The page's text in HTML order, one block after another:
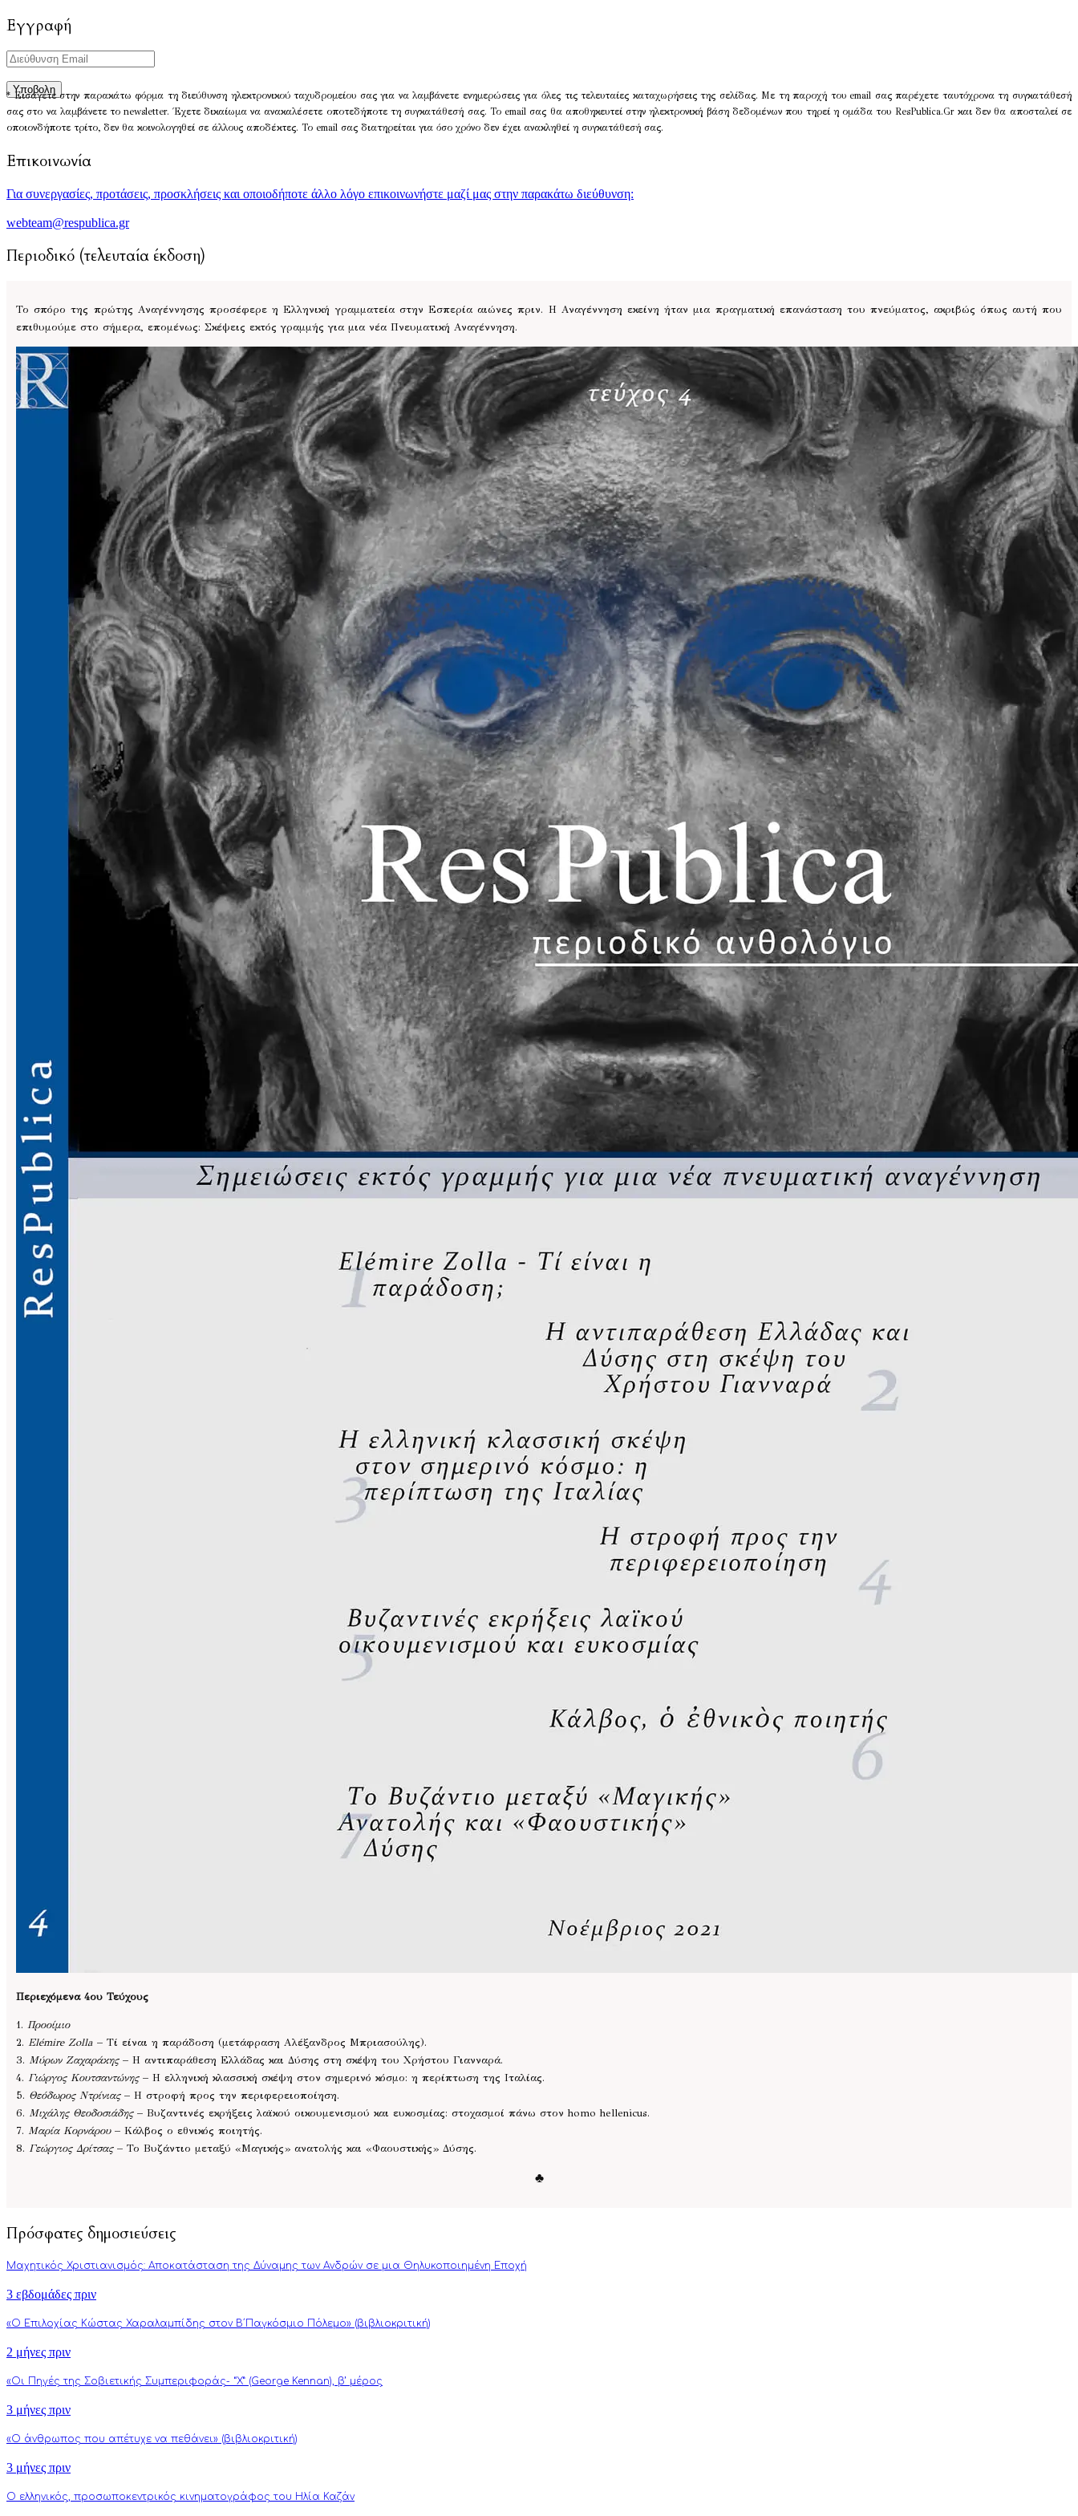
Εγγραφή
* Εισάγετε στην παρακάτω φόρμα τη διεύθυνση ηλεκτρονικού ταχυδρομείου σας για να λαμβάνετε ενημερώσεις για όλες τις τελευταίες καταχωρήσεις της σελίδας. Με τη παροχή του email σας παρέχετε ταυτόχρονα τη συγκατάθεσή
σας στο να λαμβάνετε το newsletter. Έχετε δικαίωμα να ανακαλέσετε οποτεδήποτε τη συγκατάθεσή σας. Το email σας θα αποθηκευτεί στην ηλεκτρονική βάση δεδομένων που τηρεί η ομάδα του ResPublica.Gr και δεν θα αποσταλεί σε
οποιονδήποτε τρίτο, δεν θα κοινολογηθεί σε άλλους αποδέκτες. Το email σας διατηρείται για όσο χρόνο δεν έχει ανακληθεί η συγκατάθεσή σας.
Επικοινωνία
Για συνεργασίες, προτάσεις, προσκλήσεις και οποιοδήποτε άλλο λόγο επικοινωνήστε μαζί μας στην παρακάτω διεύθυνση:
webteam@respublica.gr
Περιοδικό (τελευταία έκδοση)
Το σπόρο της πρώτης Αναγέννησης προσέφερε η Ελληνική γραμματεία στην Εσπερία αιώνες πριν. Η Αναγέννηση εκείνη ήταν μια πραγματική επανάσταση του πνεύματος, ακριβώς όπως αυτή που
επιθυμούμε στο σήμερα, επομένως: Σκέψεις εκτός γραμμής για μια νέα Πνευματική Αναγέννηση.
Περιεχόμενα 4ου Τεύχους
1. Προοίμιο
2. Elémire Zolla – Τί είναι η παράδοση (μετάφραση Αλέξανδρος Μπριασούλης).
3. Μύρων Ζαχαράκης– Η αντιπαράθεση Ελλάδας και Δύσης στη σκέψη του Χρήστου Γιανναρά.
4. Γιώργος Κουτσαντώνης– Η ελληνική κλασσική σκέψη στον σημερινό κόσμο: η περίπτωση της Ιταλίας.
5. Θεόδωρος Ντρίνιας– Η στροφή προς την περιφερειοποίηση.
6. Μιχάλης Θεοδοσιάδης– Βυζαντινές εκρήξεις λαϊκού οικουμενισμού και ευκοσμίας: στοχασμοί πάνω στον homo hellenicus.
7. Μαρία Κορνάρου– Κάλβος ο εθνικός ποιητής.
8. Γεώργιος Δρίτσας– Το Βυζάντιο μεταξύ «Μαγικής» ανατολής και «Φαουστικής» Δύσης.
♣
Πρόσφατες δημοσιεύσεις
Μαχητικός Χριστιανισμός: Αποκατάσταση της Δύναμης των Ανδρών σε μια Θηλυκοποιημένη Εποχή
3 εβδομάδες πριν
«Ο Επιλοχίας Κώστας Χαραλαμπίδης στον Β΄Παγκόσμιο Πόλεμο» (βιβλιοκριτική)
2 μήνες πριν
«Οι Πηγές της Σοβιετικής Συμπεριφοράς- “Χ” (George Kennan), β’ μέρος
3 μήνες πριν
«Ο άνθρωπος που απέτυχε να πεθάνει» (βιβλιοκριτική)
3 μήνες πριν
Ο ελληνικός, προσωποκεντρικός κινηματογράφος του Ηλία Καζάν